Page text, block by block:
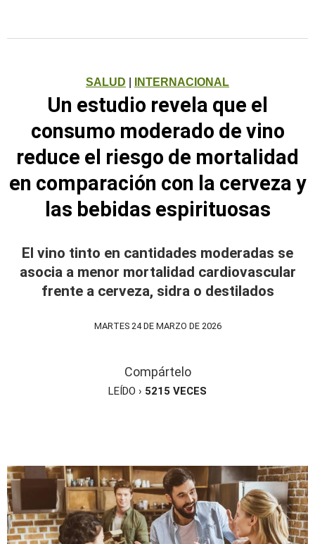
SALUD INTERNACIONAL
Un estudio revela que el
consumo moderado de vino
reduce el riesgo de mortalidad
en comparación con la cerveza y
las bebidas espirituosas
El vino tinto en cantidades moderadas se
asocia a menor mortalidad cardiovascular
frente a cerveza, sidra o destilados
MARTES 24 DE MARZO DE 2026
Compártelo
LEÍDO › 5215 VECES